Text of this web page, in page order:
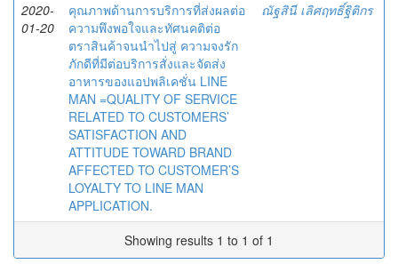
2020-
01-20
คุณภาพด้านการบริการที่ส่งผลต่อ
ความพึงพอใจและทัศนคติต่อ
ตราสินค้าจนนำไปสู่ ความจงรัก
ภักดีที่มีต่อบริการสั่งและจัดส่ง
อาหารของแอปพลิเคชั่น LINE
MAN =QUALITY OF SERVICE
RELATED TO CUSTOMERS’
SATISFACTION AND
ATTITUDE TOWARD BRAND
AFFECTED TO CUSTOMER’S
LOYALTY TO LINE MAN
APPLICATION.
ณัฐสินี เลิศฤทธิ์ฐิติกร
Showing results 1 to 1 of 1